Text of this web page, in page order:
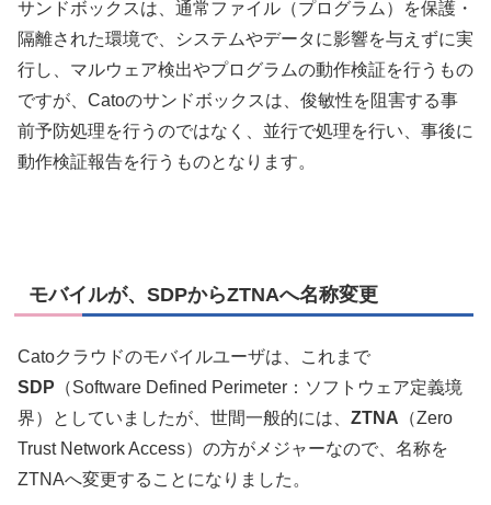
サンドボックスは、通常ファイル（プログラム）を保護・
隔離された環境で、システムやデータに影響を与えずに実
行し、マルウェア検出やプログラムの動作検証を行うもの
ですが、Catoのサンドボックスは、俊敏性を阻害する事
前予防処理を行うのではなく、並行で処理を行い、事後に
動作検証報告を行うものとなります。
モバイルが、SDPからZTNAへ名称変更
Catoクラウドのモバイルユーザは、これまで
SDP （Software Defined Perimeter：ソフトウェア定義境
界）としていましたが、世間一般的には、 ZTNA （Zero
Trust Network Access）の方がメジャーなので、名称を
ZTNAへ変更することになりました。